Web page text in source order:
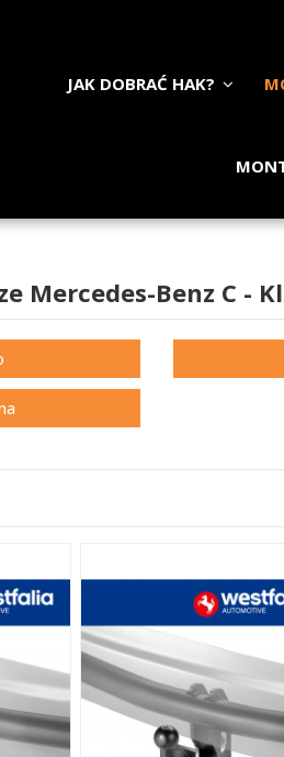
JAK DOBRAĆ HAK?
Mercedes-Benz C -